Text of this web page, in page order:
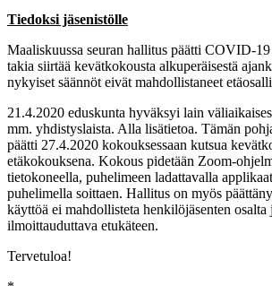
Tiedoksi jäsenistölle
Maaliskuussa seuran hallitus päätti COVID-
takia siirtää kevätkokousta alkuperäisestä
nykyiset säännöt eivät mahdollistaneet
21.4.2020 eduskunta hyväksyi lain
mm. yhdistyslaista. Alla lisätietoa. Tämän
päätti 27.4.2020 kokouksessaan kutsua
etäkokouksena. Kokous pidetään Zoom-
tietokoneella, puhelimeen ladattavalla
puhelimella soittaen. Hallitus on myös
käyttöä ei mahdollisteta henkilöjäsenten osalta
ilmoittauduttava etukäteen.
Tervetuloa!